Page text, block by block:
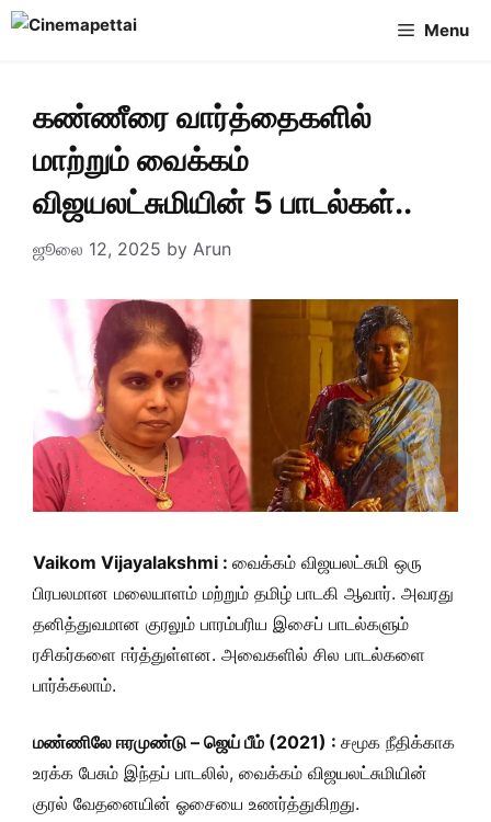
Skip
Menu
கண்ணீரை வார்த்தைகளில்
மாற்றும் வைக்கம்
விஜயலட்சுமியின் 5 பாடல்கள்..
ஜூலை 12, 2025 by Arun
Vaikom Vijayalakshmi : வைக்கம் விஜயலட்சுமி ஒரு
பிரபலமான மலையாளம் மற்றும் தமிழ் பாடகி ஆவார். அவரது
தனித்துவமான குரலும் பாரம்பரிய இசைப் பாடல்களும்
ரசிகர்களை ஈர்த்துள்ளன. அவைகளில் சில பாடல்களை
பார்க்கலாம்.
மண்ணிலே ஈரமுண்டு – ஜெய் பீம் (2021) : சமூக நீதிக்காக
உரக்க பேசும் இந்தப் பாடலில், வைக்கம் விஜயலட்சுமியின்
குரல் வேதனையின் ஓசையை உணர்த்துகிறது.